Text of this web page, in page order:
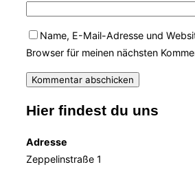
Name, E-Mail-Adresse und
Browser für meinen nächsten
Hier findest du uns
Adresse
Zeppelinstraße 1